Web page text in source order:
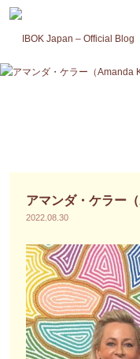
ツ
アマンダ・ケラー
2022.08.30